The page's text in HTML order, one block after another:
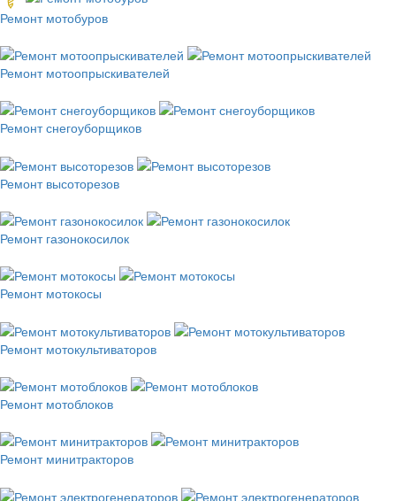
Ремонт мотобуров
Ремонт мотоопрыскивателей
Ремонт снегоуборщиков
Ремонт высоторезов
Ремонт газонокосилок
Ремонт мотокосы
Ремонт мотокультиваторов
Ремонт мотоблоков
Ремонт минитракторов